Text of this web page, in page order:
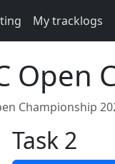
My tracklogs
Open
Championship
Task 2